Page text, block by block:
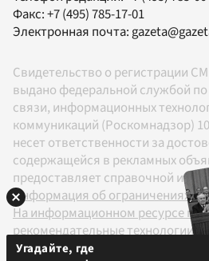
Факс:+7 (495) 785-17-01
Электронная почта:
Свидетельство о регистрации
выдано федеральной службой
связи, информационных
коммуникаций (Роскомнадзор)
несет ответственности за
содержащейся в рекламных
предоставляет справочной
Информация об ограничениях
На информационном ресурсе
рекомендательные технологии в
Правилами
Угадайте, где